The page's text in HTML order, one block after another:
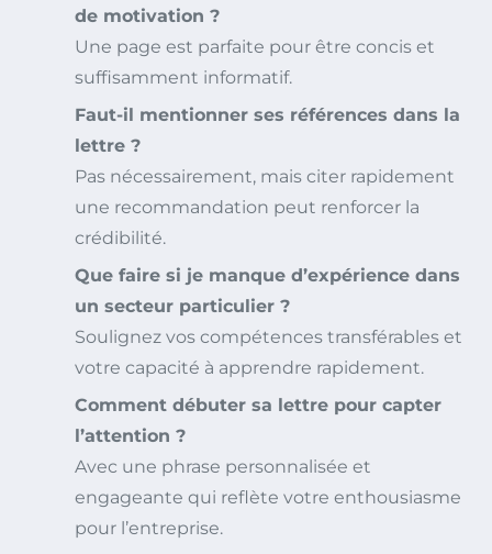
de motivation ?
Une page est parfaite pour être concis et
suffisamment informatif.
Faut-il mentionner ses références dans la
lettre ?
Pas nécessairement, mais citer rapidement
une recommandation peut renforcer la
crédibilité.
Que faire si je manque d’expérience dans
un secteur particulier ?
Soulignez vos compétences transférables et
votre capacité à apprendre rapidement.
Comment débuter sa lettre pour capter
l’attention ?
Avec une phrase personnalisée et
engageante qui reflète votre enthousiasme
pour l’entreprise.